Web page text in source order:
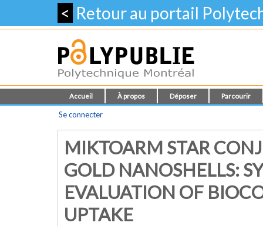
< Retour au portail
Accueil À propos Déposer Parcourir
Se connecter
MIKTOARM STAR
GOLD NANOSHELLS:
EVALUATION OF
UPTAKE